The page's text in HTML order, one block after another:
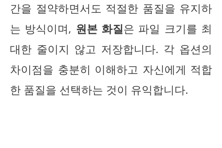
간을 절약하면서도 적절한 품질을 유지하
는 방식이며, 원본 화질은 파일 크기를 최
대한 줄이지 않고 저장합니다. 각 옵션의
차이점을 충분히 이해하고 자신에게 적합
한 품질을 선택하는 것이 유익합니다.